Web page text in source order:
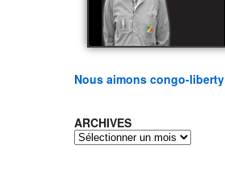
watch video
Nous aimons congo-liberty
ARCHIVES
ARCHIVES